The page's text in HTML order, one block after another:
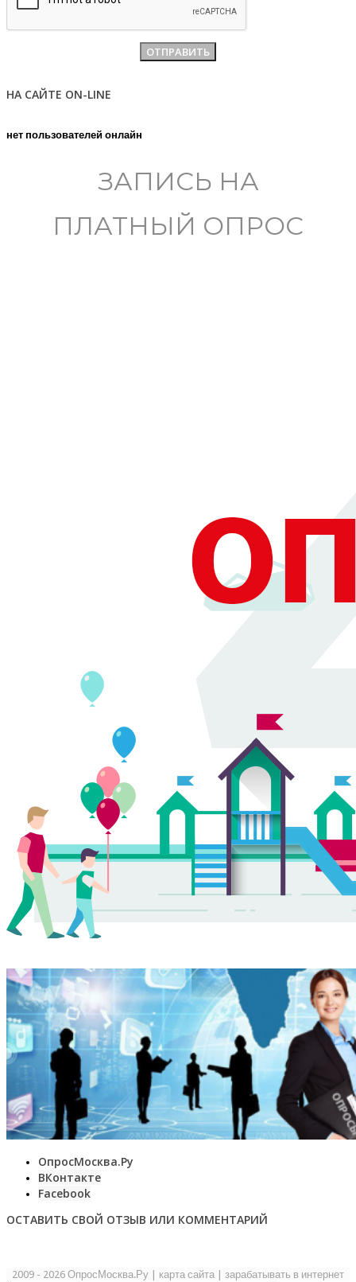
НА САЙТЕ ON-LINE
нет пользователей онлайн
ЗАПИСЬ НА
ПЛАТНЫЙ ОПРОС
ОпросМосква.Ру
ВКонтакте
Facebook
ОСТАВИТЬ СВОЙ ОТЗЫВ ИЛИ КОММЕНТАРИЙ
2009 - 2026 ОпросМосква.Ру карта сайта
зарабатывать в интернет